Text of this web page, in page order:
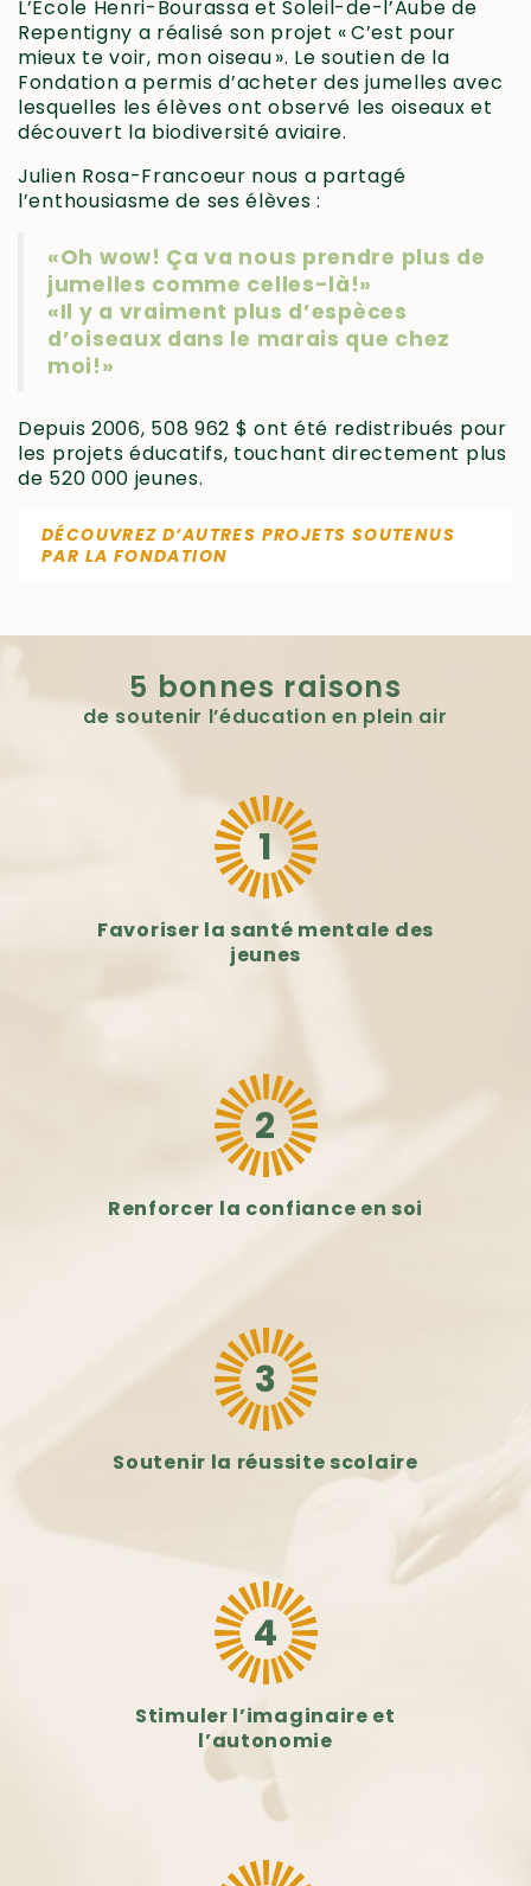
L’École Henri-Bourassa et Soleil-de-l’Aube de
Repentigny a réalisé son projet « C’est pour
mieux te voir, mon oiseau ». Le soutien de la
Fondation a permis d’acheter des jumelles avec
lesquelles les élèves ont observé les oiseaux et
découvert la biodiversité aviaire.
Julien Rosa-Francoeur nous a partagé
l’enthousiasme de ses élèves :
«Oh wow! Ça va nous prendre plus de
jumelles comme celles-là!»
«Il y a vraiment plus d’espèces
d’oiseaux dans le marais que chez
moi!»
Depuis 2006, 508 962 $ ont été redistribués pour
les projets éducatifs, touchant directement plus
de 520 000 jeunes.
DÉCOUVREZ D’AUTRES PROJETS SOUTENUS
PAR LA FONDATION
5 bonnes raisons
de soutenir l’éducation en plein air
1
Favoriser la santé mentale des
jeunes
2
Renforcer la confiance en soi
3
Soutenir la réussite scolaire
4
Stimuler l’imaginaire et
l’autonomie